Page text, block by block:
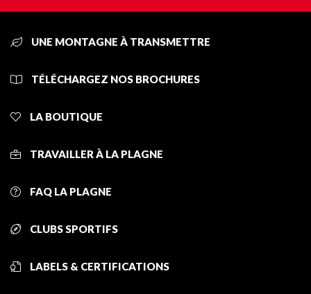
UNE MONTAGNE À TRANSMETTRE
TÉLÉCHARGEZ NOS BROCHURES
LA BOUTIQUE
TRAVAILLER À LA PLAGNE
FAQ LA PLAGNE
CLUBS SPORTIFS
LABELS & CERTIFICATIONS